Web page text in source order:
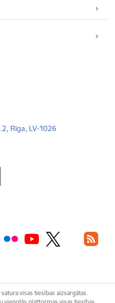
Rīga, LV-1026
visas tiesības aizsargātas.